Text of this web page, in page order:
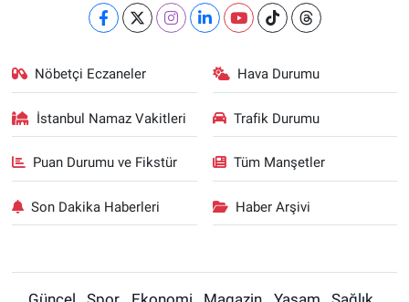
Nöbetçi Eczaneler Hava Durumu
İstanbul Namaz Vakitleri Trafik Durumu
Puan Durumu ve Fikstür Tüm Manşetler
Son Dakika Haberleri Haber Arşivi